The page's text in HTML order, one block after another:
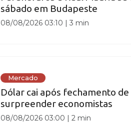
sábado em Budapeste
08/08/2026 03:10 |3 min
Mercado
Dólar cai após fechamento
surpreender economistas
08/08/2026 03:00 |2 min